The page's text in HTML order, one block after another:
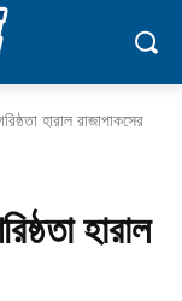
হারাল রাজাপাকসের
হারাল